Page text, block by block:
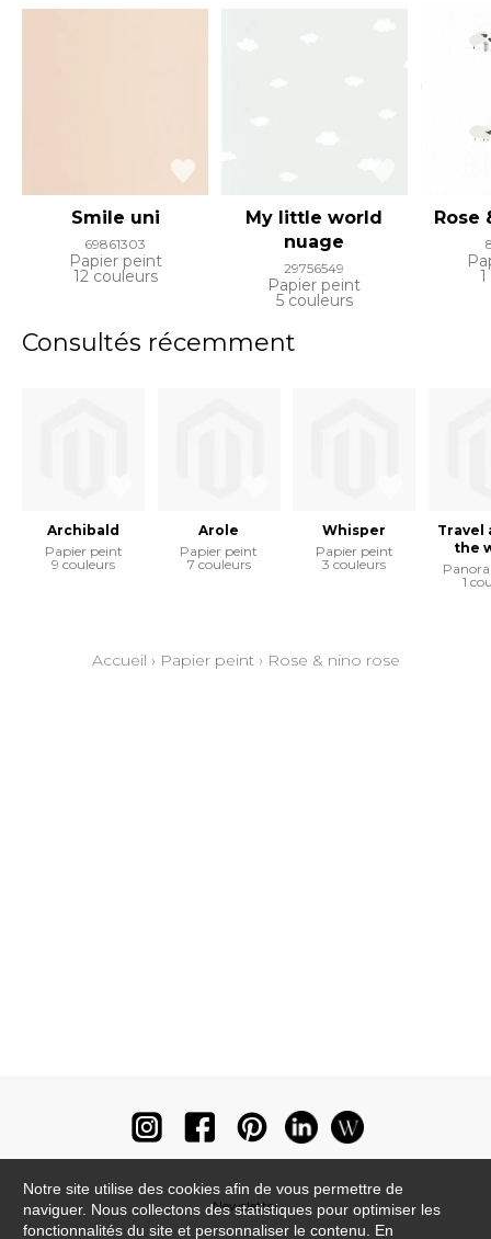
Smile uni
69861303
Papier peint
12 couleurs
My little world
nuage
29756549
Papier peint
5 couleurs
Rose
Consultés récemment
Archibald
Papier peint
9 couleurs
Arole
Papier peint
7 couleurs
Whisper
Papier peint
3 couleurs
Travel
the
1
Accueil › Papier peint› Rose & nino rose
Newsletter
Notre site utilise des cookies afin de vous permettre de
naviguer. Nous collectons des statistiques pour optimiser les
fonctionnalités du site et personnaliser le contenu. En